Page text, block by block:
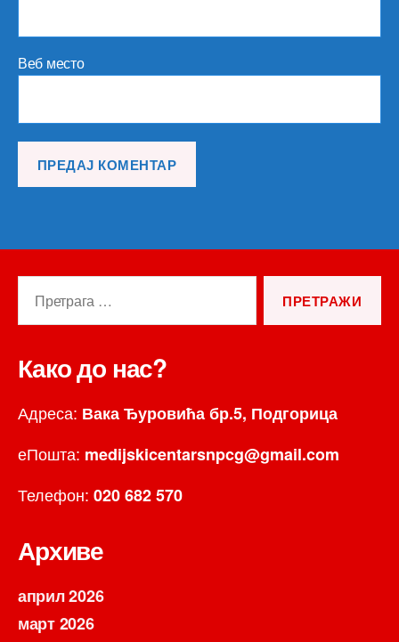
Веб место
Како до нас?
Адреса: Вака Ђуровића бр.5, Подгорица
еПошта: medijskicentarsnpcg@gmail.com
Телефон: 020 682 570
Архиве
април 2026
март 2026